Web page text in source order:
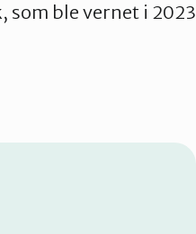
som ble vernet i 2023